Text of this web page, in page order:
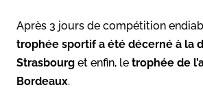
Après 3 jours de compétition
trophée sportif a été décerné à la
Strasbourg et enfin, le trophée de
Bordeaux.